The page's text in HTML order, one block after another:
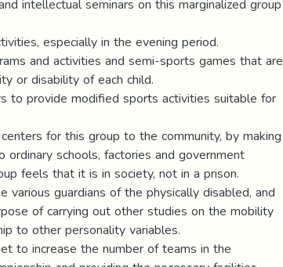
especially in the evening period.
and activities and semi-sports games that are
or disability of each child.
to provide modified sports activities suitable for
for this group to the community, by making
schools, factories and government
feels that it is in society, not in a prison.
various guardians of the physically disabled, and
of carrying out other studies on the mobility
to other personality variables.
to increase the number of teams in the